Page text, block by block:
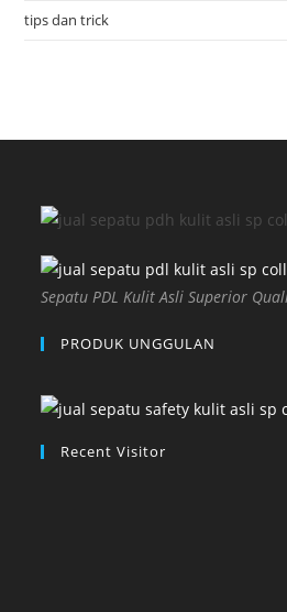
tips dan trick
Sepatu PDL Kulit Asli Superior
PRODUK UNGGULAN
Recent Visitor